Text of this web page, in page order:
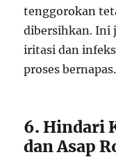
tenggorokan
dibersihkan. Ini
iritasi dan
proses bernapas.
6. Hindari
dan Asap